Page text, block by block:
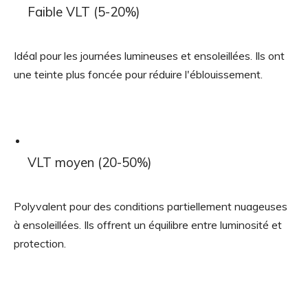
Faible VLT (5-20%)
Idéal pour les journées lumineuses et ensoleillées. Ils ont
une teinte plus foncée pour réduire l'éblouissement.
VLT moyen (20-50%)
Polyvalent pour des conditions partiellement nuageuses
à ensoleillées. Ils offrent un équilibre entre luminosité et
protection.